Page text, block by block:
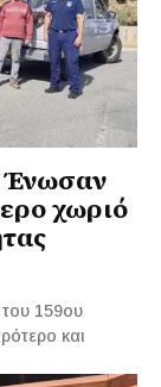
Ένωσαν
χωριό
159ου
και